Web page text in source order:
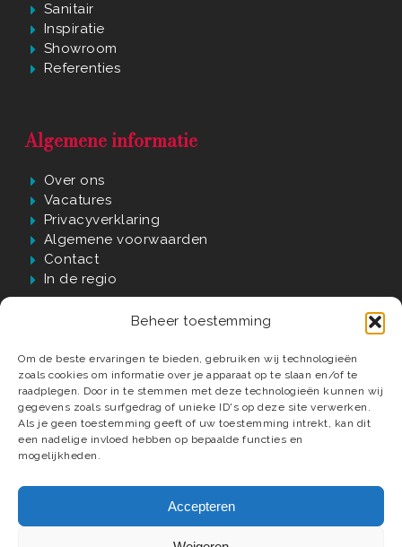
Beheer toestemming
Om de beste ervaringen te bieden, gebruiken wij technologieën
zoals cookies om informatie over je apparaat op te slaan en/of te
raadplegen. Door in te stemmen met deze technologieën kunnen wij
gegevens zoals surfgedrag of unieke ID's op deze site verwerken.
Als je geen toestemming geeft of uw toestemming intrekt, kan dit
een nadelige invloed hebben op bepaalde functies en
mogelijkheden.
Accepteren
Sanitair
Inspiratie
Showroom
Referenties
Algemene informatie
Over ons
Vacatures
Privacyverklaring
Algemene voorwaarden
Contact
In de regio
Waarom Verwijst?
60 jaar passie, kwaliteit én vakmanschap
Luxe badkamer materialen en elementen
Compleet ontzorgd tot in detail
Deskundige installateurs